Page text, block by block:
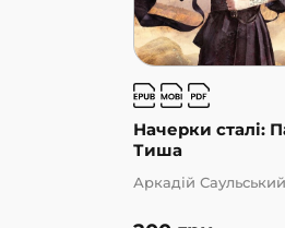
Начерки сталі:
Тиша
Аркадій Саульський